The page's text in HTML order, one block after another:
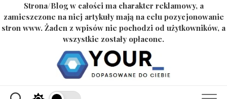
Strona/Blog w całości ma charakter reklamowy, a
zamieszczone na niej artykuły mają na celu pozycjonowanie
stron www. Żaden z wpisów nie pochodzi od użytkowników, a
wszystkie zostały opłacone.